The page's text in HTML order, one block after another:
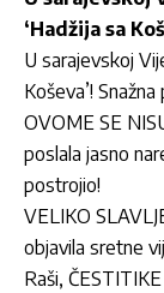
‘Hadžija sa
U sarajevskoj
Koševa’!
OVOME SE
poslala jasno
postrojio!
VELIKO
objavila sretne
Raši,